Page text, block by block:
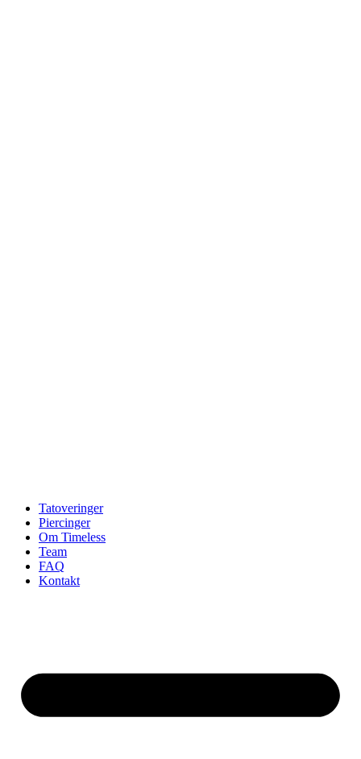
Tatoveringer
Piercinger
Om Timeless
Team
FAQ
Kontakt